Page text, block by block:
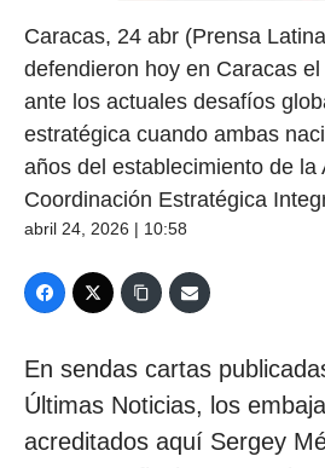
Caracas, 24 abr (Prensa
defendieron hoy en Caracas
ante los actuales desafíos
estratégica cuando ambas
años del establecimiento de la
Coordinación Estratégica
abril 24, 2026 | 10:58
En sendas cartas
Últimas Noticias, los
acreditados aquí Sergey